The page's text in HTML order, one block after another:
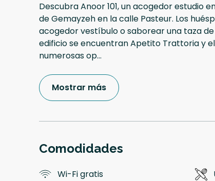
Descubra Anoor 101, un acogedor estudio
de Gemayzeh en la calle Pasteur. Los
acogedor vestíbulo o saborear una taza
edificio se encuentran Apetito Trattoria y
numerosas op...
Mostrar más
Comodidades
Wi-Fi gratis